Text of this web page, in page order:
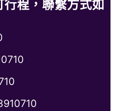
程，聯繫方式如